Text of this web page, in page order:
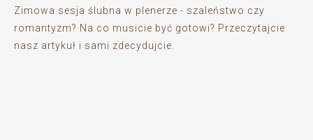
Zimowa sesja ślubna w plenerze - szaleństwo czy
romantyzm? Na co musicie być gotowi? Przeczytajcie
nasz artykuł i sami zdecydujcie.